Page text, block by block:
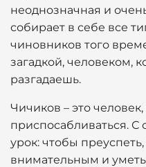
неоднозначная и
собирает в себе все
чиновников того
загадкой, человеком,
разгадаешь.
Чичиков – это
приспосабливаться. С
урок: чтобы
внимательным и